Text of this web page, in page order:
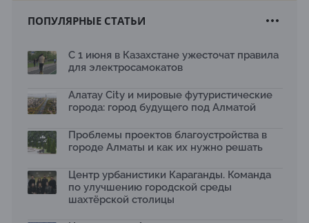
Яндекс Лавка запустила пилотный проект
Архитектурная премия SÄULE ARCHITEKTURPREIS
13.07.2026
Первый Дом правительства Алматы станет главной
13.07.2026
В столичном детсаду подвели итоги акции «Таза
отходам
08.07.2026
ПОПУЛЯРНЫЕ СТАТЬИ
С 1 июня в Казахстане ужесточат правила
для электросамокатов
Алатау City и мировые футуристические
города: город будущего под Алматой
Проблемы проектов благоустройства в
городе Алматы и как их нужно решать
Центр урбанистики Караганды. Команда
по улучшению городской среды
шахтёрской столицы